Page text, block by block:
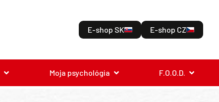
E-shop SK E-shop CZ
Moja psychológia F.O.O.D.